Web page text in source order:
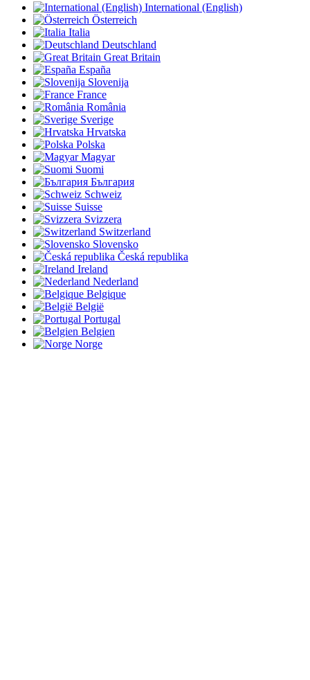
International (English)
Österreich
Italia
Deutschland
Great Britain
España
Slovenija
France
România
Sverige
Hrvatska
Polska
Magyar
Suomi
България
Schweiz
Suisse
Svizzera
Switzerland
Slovensko
Česká republika
Ireland
Nederland
Belgique
België
Portugal
Belgien
Norge